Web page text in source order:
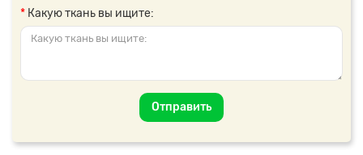
Какую ткань вы ищите:
Отправить